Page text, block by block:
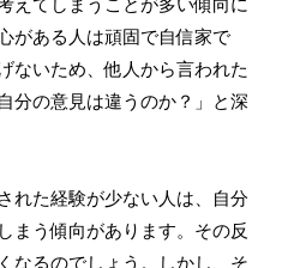
がある人は頑固で自信家で
ないため、他人から言われた
分の意見は違うのか？」と深
れた経験が少ない人は、自分
まう傾向があります。その反
なるのでしょう。しかし、そ